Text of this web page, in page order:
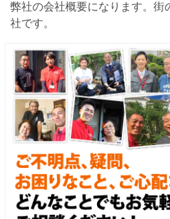
弊社の会社概要になります。街
社です。